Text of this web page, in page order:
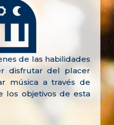
de las habilidades
disfrutar del placer
música a través de
los objetivos de esta